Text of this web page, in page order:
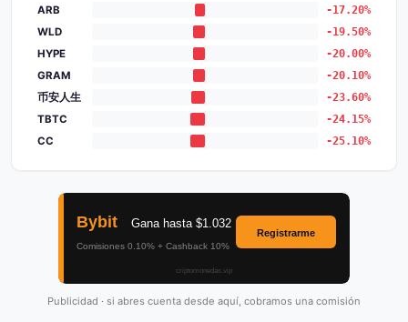
ARB
-17.20%
WLD
-19.50%
HYPE
-20.00%
GRAM
-20.10%
币安人生
-23.60%
TBTC
-24.15%
CC
-25.10%
Publicidad · si abres cuenta desde aquí, cobramos una comisión